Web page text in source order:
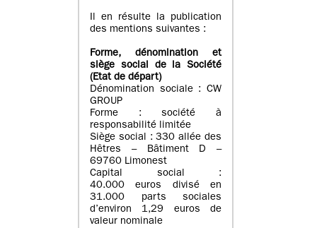
Il en résulte la publication
des mentions suivantes :
Forme, dénomination et
siège social de la Société
(Etatde départ)
Dénomination sociale : CW
GROUP
Forme : société à
responsabilité limitée
Siège social : 330 allée des
Hêtres – Bâtiment D –
69760 Limonest
Capital social :
40.000 euros divisé en
31.000 parts sociales
d’environ 1,29 euros de
valeur nominale